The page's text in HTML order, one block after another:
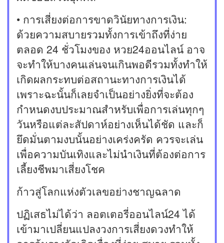
• การเสี่ยงต่อการขาดวินัยทางการเงิน:
ด้วยความสบายรวมทั้งการเข้าถึงที่ง่าย
ตลอด 24 ชั่วโมงของ หวย24ออนไลน์ อาจ
จะทำให้บางคนเล่นจนเกินพอดีรวมทั้งทำให้
เกิดผลกระทบต่อสถานะทางการเงินได้
เพราะฉะนั้นก็เลยจำเป็นอย่างยิ่งที่จะต้อง
กำหนดงบประมาณสำหรับเพื่อการเล่นทุกๆ
วันหรือแต่ละสัปดาห์อย่างเห็นได้ชัด และก็
ยึดมั่นตามงบนั้นอย่างเคร่งครัด ควรจะเล่น
เพื่อความบันเทิงและไม่นำเงินที่ต้องต่อการ
เลี้ยงชีพมาเสี่ยงโชค
ก้าวสู่โลกแห่งตัวเลขอย่างชาญฉลาด
ปฏิเสธไม่ได้ว่า ลอตเตอรี่ออนไลน์24 ได้
เข้ามาเปลี่ยนแปลงวงการเสี่ยงดวงทำให้